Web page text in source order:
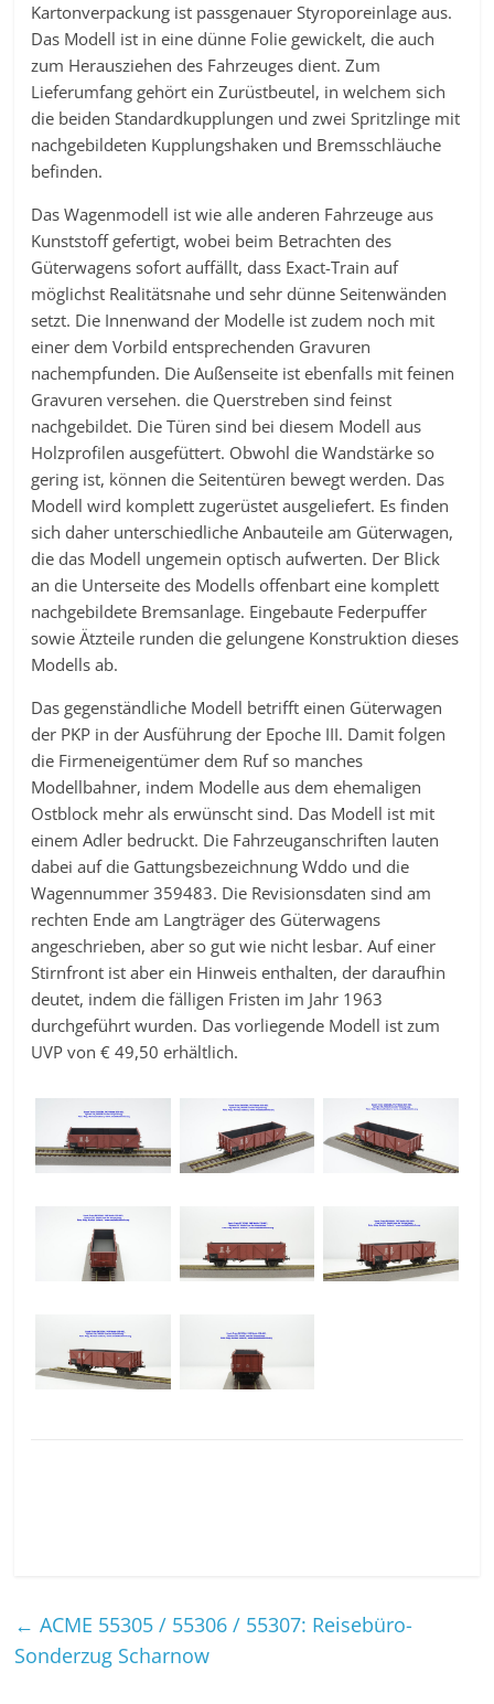
Kartonverpackung ist passgenauer Styroporeinlage aus.
Das Modell ist in eine dünne Folie gewickelt, die auch
zum Herausziehen des Fahrzeuges dient. Zum
Lieferumfang gehört ein Zurüstbeutel, in welchem sich
die beiden Standardkupplungen und zwei Spritzlinge mit
nachgebildeten Kupplungshaken und Bremsschläuche
befinden.
Das Wagenmodell ist wie alle anderen Fahrzeuge aus
Kunststoff gefertigt, wobei beim Betrachten des
Güterwagens sofort auffällt, dass Exact-Train auf
möglichst Realitätsnahe und sehr dünne Seitenwänden
setzt. Die Innenwand der Modelle ist zudem noch mit
einer dem Vorbild entsprechenden Gravuren
nachempfunden. Die Außenseite ist ebenfalls mit feinen
Gravuren versehen. die Querstreben sind feinst
nachgebildet. Die Türen sind bei diesem Modell aus
Holzprofilen ausgefüttert. Obwohl die Wandstärke so
gering ist, können die Seitentüren bewegt werden. Das
Modell wird komplett zugerüstet ausgeliefert. Es finden
sich daher unterschiedliche Anbauteile am Güterwagen,
die das Modell ungemein optisch aufwerten. Der Blick
an die Unterseite des Modells offenbart eine komplett
nachgebildete Bremsanlage. Eingebaute Federpuffer
sowie Ätzteile runden die gelungene Konstruktion dieses
Modells ab.
Das gegenständliche Modell betrifft einen Güterwagen
der PKP in der Ausführung der Epoche III. Damit folgen
die Firmeneigentümer dem Ruf so manches
Modellbahner, indem Modelle aus dem ehemaligen
Ostblock mehr als erwünscht sind. Das Modell ist mit
einem Adler bedruckt. Die Fahrzeuganschriften lauten
dabei auf die Gattungsbezeichnung Wddo und die
Wagennummer 359483. Die Revisionsdaten sind am
rechten Ende am Langträger des Güterwagens
angeschrieben, aber so gut wie nicht lesbar. Auf einer
Stirnfront ist aber ein Hinweis enthalten, der daraufhin
deutet, indem die fälligen Fristen im Jahr 1963
durchgeführt wurden. Das vorliegende Modell ist zum
UVP von € 49,50 erhältlich.
← ACME 55305 / 55306 / 55307: Reisebüro-
Sonderzug Scharnow